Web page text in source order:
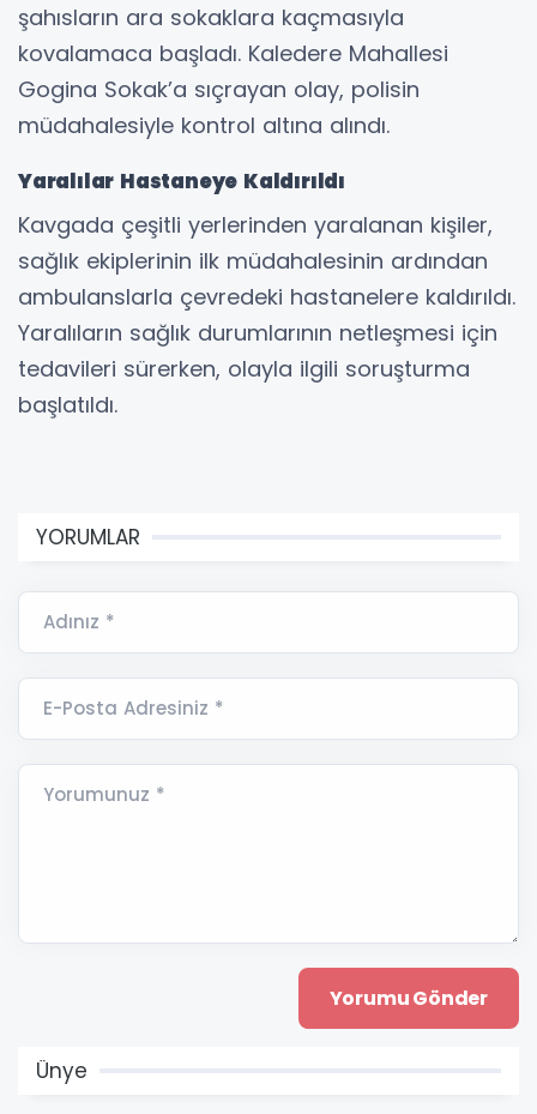
şahısların ara sokaklara kaçmasıyla
kovalamaca başladı. Kaledere Mahallesi
Gogina Sokak’a sıçrayan olay, polisin
müdahalesiyle kontrol altına alındı.
Yaralılar Hastaneye Kaldırıldı
Kavgada çeşitli yerlerinden yaralanan kişiler,
sağlık ekiplerinin ilk müdahalesinin ardından
ambulanslarla çevredeki hastanelere kaldırıldı.
Yaralıların sağlık durumlarının netleşmesi için
tedavileri sürerken, olayla ilgili soruşturma
başlatıldı.
YORUMLAR
Adınız *
E-Posta Adresiniz *
Yorumunuz *
Ünye